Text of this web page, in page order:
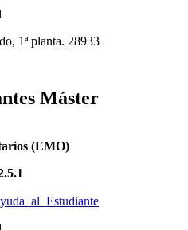
1ª planta. 28933
Máster
(EMO)
al Estudiante